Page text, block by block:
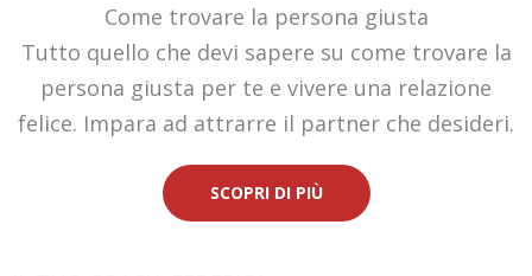
Come trovare la persona giusta
Tutto quello che devi sapere su come trovare la
persona giusta per te e vivere una relazione
felice. Impara ad attrarre il partner che desideri.
SCOPRI DI PIÙ